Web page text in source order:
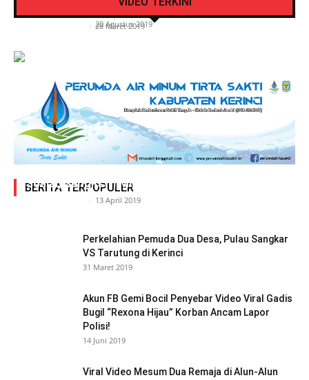
- 20 Agustus 2019
- 28 Maret 2019
BERITA TERPOPULER
Adegan Ranjang Dua Kadis, Perhubungan Vs
Sosial, Sang Istri Miliki Bukti Video Mesum Hot
- 13 April 2019
Perkelahian Pemuda Dua Desa, Pulau Sangkar
VS Tarutung di Kerinci
31 Maret 2019
Akun FB Gemi Bocil Penyebar Video Viral Gadis
Bugil “Rexona Hijau” Korban Ancam Lapor
Polisi!
14 Juni 2019
Viral Video Mesum Dua Remaja di Alun-Alun